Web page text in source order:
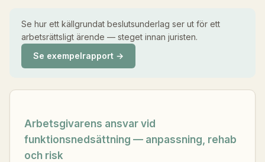
Se hur ett källgrundat beslutsunderlag ser ut för ett
arbetsrättsligt ärende — steget innan juristen.
Se exempelrapport →
Arbetsgivarens ansvar vid
funktionsnedsättning — anpassning, rehab
och risk